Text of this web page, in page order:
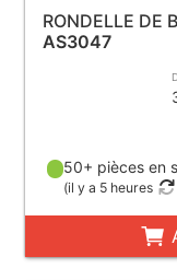
RONDELLE DE
AS3047
50+ pièces en
(il y a 5 heures